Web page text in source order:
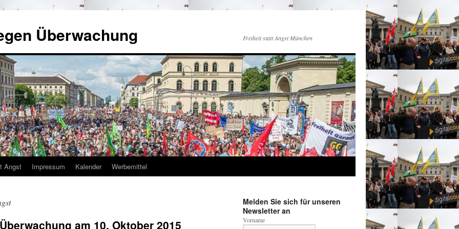
Überwachung Freiheit statt Angst München
Angst Impressum Kalender Werbemittel
am 10. Oktober 2015
Melden Sie sich für unseren
Newsletter an
Vorname